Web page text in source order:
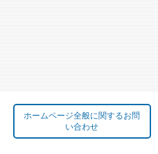
ホームページ全般に関するお問
い合わせ